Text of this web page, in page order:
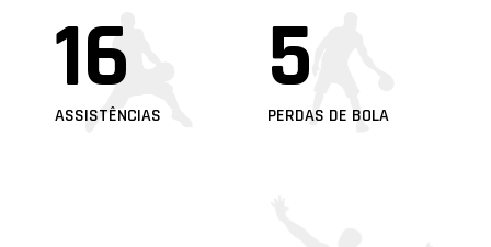
16
ASSISTÊNCIAS
5
PERDAS DE BOLA